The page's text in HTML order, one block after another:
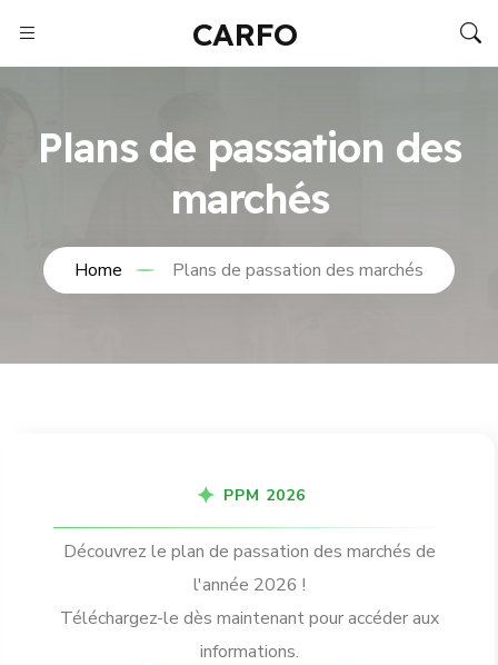
CARFO
Plans de passation des
marchés
Home Plans de passation des marchés
PPM 2026
Découvrez le plan de passation des marchés de
l'année 2026 !
Téléchargez-le dès maintenant pour accéder aux
informations.